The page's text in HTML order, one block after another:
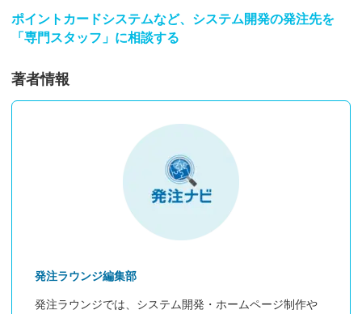
ポイントカードシステムなど、システム開発の発注先を
「専門スタッフ」に相談する
著者情報
発注ラウンジ編集部
発注ラウンジでは、システム開発・ホームページ制作や